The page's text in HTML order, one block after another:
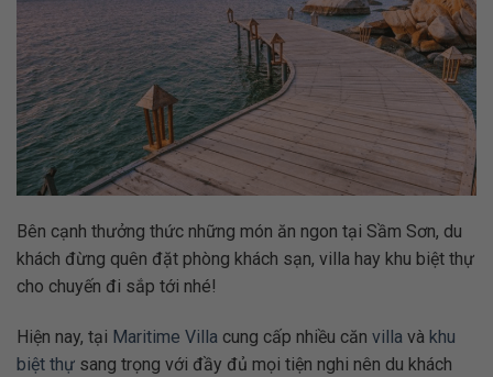
Bên cạnh thưởng thức những món ăn ngon tại Sầm Sơn, du
khách đừng quên đặt phòng khách sạn, villa hay khu biệt thự
cho chuyến đi sắp tới nhé!
Hiện nay, tại Maritime Villa cung cấp nhiều căn villa và khu
biệt thự sang trọng với đầy đủ mọi tiện nghi nên du khách